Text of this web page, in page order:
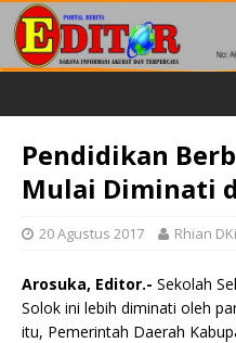
Pendidikan
Mulai Diminati
20 Agustus 2017 Rhian
Arosuka, Editor.- Sekolah
Solok ini lebih diminati oleh
itu, Pemerintah Daerah